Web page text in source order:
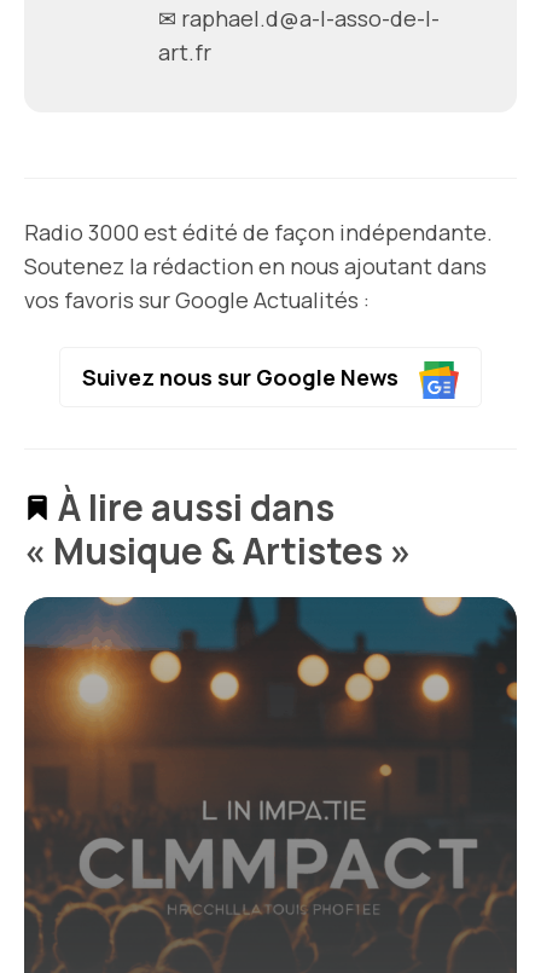
✉ raphael.d@a-l-asso-de-l-
art.fr
Radio 3000 est édité de façon indépendante.
Soutenez la rédaction en nous ajoutant dans
vos favoris sur Google Actualités :
Suivez nous sur Google News
À lire aussi dans
« Musique & Artistes »